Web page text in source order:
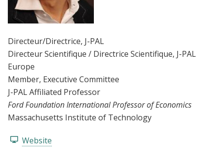
Directeur/Directrice, J-PAL
Directeur Scientifique / Directrice Scientifique, J-PAL
Europe
Member, Executive Committee
J-PAL Affiliated Professor
Ford Foundation International Professor of Economics
Massachusetts Institute of Technology
Website